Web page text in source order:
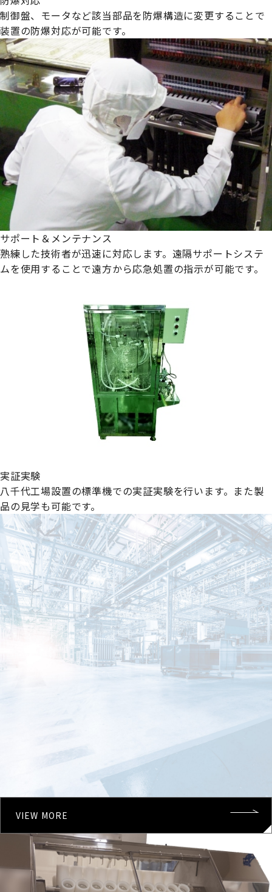
制御盤、モータなど該当部品を防爆構造に変更することで
装置の防爆対応が可能です。
サポート＆メンテナンス
熟練した技術者が迅速に対応します。遠隔サポートシステ
ムを使用することで遠方から応急処置の指示が可能です。
実証実験
八千代工場設置の標準機での実証実験を行います。また製
品の見学も可能です。
VIEW MORE